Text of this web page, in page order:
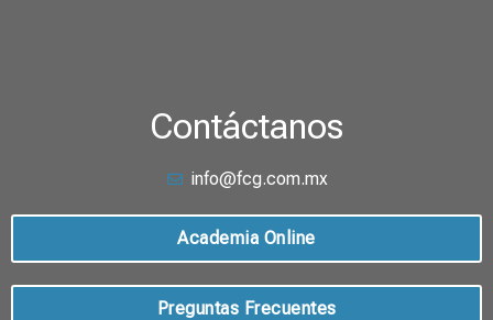
Contáctanos
info@fcg.com.mx
Academia Online
Preguntas Frecuentes